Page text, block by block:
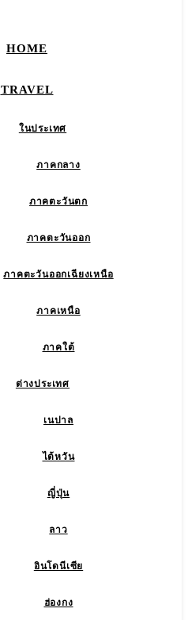
HOME
TRAVEL
ในประเทศ
ภาคกลาง
ภาคตะวันตก
ภาคตะวันออก
ภาคตะวันออกเฉียงเหนือ
ภาคเหนือ
ภาคใต้
ต่างประเทศ
เนปาล
ไต้หวัน
ญี่ปุ่น
ลาว
อินโดนีเซีย
ฮ่องกง